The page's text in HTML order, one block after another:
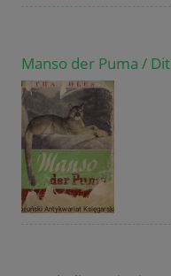
Manso der Puma /